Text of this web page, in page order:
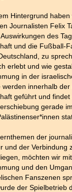
Hintergrund
Journalisten Felix
des
und die Fußball-
zu
erlebt und wie
in der
werden innerhalb der
geführt und findet
gerade
der
und der Verbindung
möchten wir
und den
Fanszenen
der Spielbetrieb